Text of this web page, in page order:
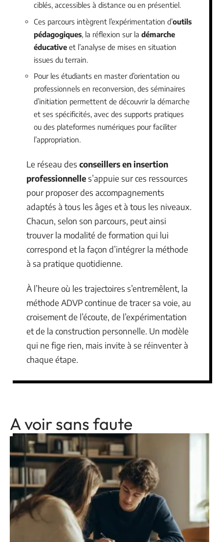
ciblés, accessibles à distance ou en présentiel.
Ces parcours intègrent l’expérimentation d’outils
pédagogiques, la réflexion sur la démarche
éducative et l’analyse de mises en situation
issues du terrain.
Pour les étudiants en master d’orientation ou
professionnels en reconversion, des séminaires
d’initiation permettent de découvrir la démarche
et ses spécificités, avec des supports pratiques
ou des plateformes numériques pour faciliter
l’appropriation.
Le réseau des conseillers en insertion
professionnelles’appuie sur ces ressources
pour proposer des accompagnements
adaptés à tous les âges et à tous les niveaux.
Chacun, selon son parcours, peut ainsi
trouver la modalité de formation qui lui
correspond et la façon d’intégrer la méthode
à sa pratique quotidienne.
À l’heure où les trajectoires s’entremêlent, la
méthode ADVP continue de tracer sa voie, au
croisement de l’écoute, de l’expérimentation
et de la construction personnelle. Un modèle
qui ne fige rien, mais invite à se réinventer à
chaque étape.
A voir sans faute